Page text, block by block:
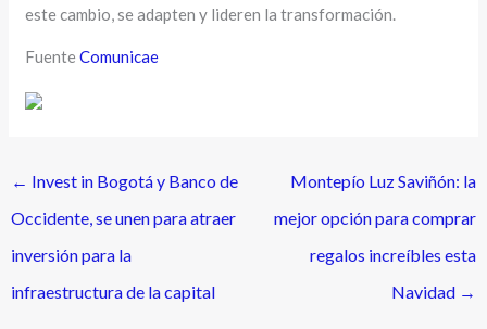
este cambio, se adapten y lideren la transformación.
FuenteComunicae
← Invest in Bogotá y Banco de
Occidente, se unen para atraer
inversión para la
infraestructura de la capital
Montepío Luz Saviñón: la
mejor opción para comprar
regalos increíbles esta
Navidad →